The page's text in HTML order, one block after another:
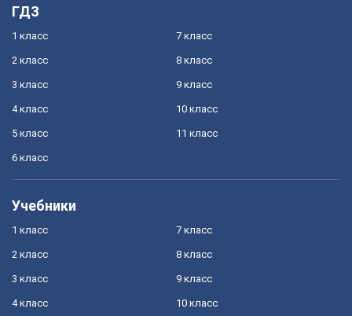
ГДЗ
1 класс
2 класс
3 класс
4 класс
5 класс
6 класс
7 класс
8 класс
9 класс
10 класс
11 класс
Учебники
1 класс
2 класс
3 класс
4 класс
7 класс
8 класс
9 класс
10 класс